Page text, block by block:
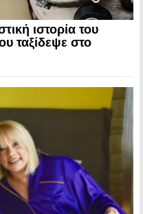
ιστορία του
ταξίδεψε στο